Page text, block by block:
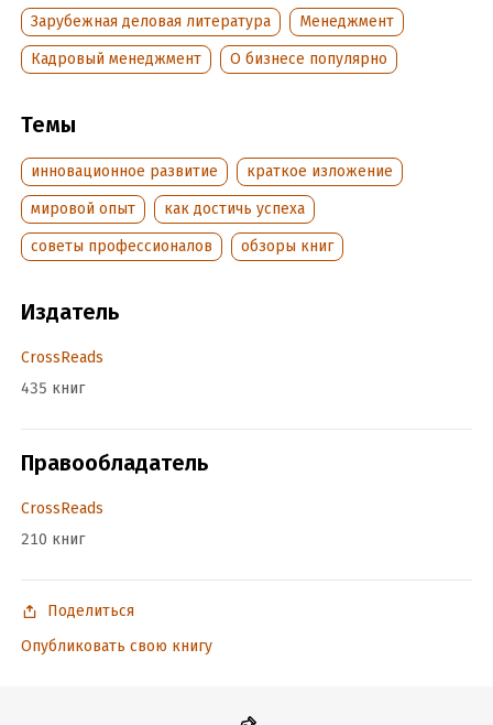
Дата написания:1 января 2023
Год издания:2023
Дата поступления:4 апреля 2023
Зарубежная деловая литература
Менеджмент
Кадровый менеджмент
О бизнесе популярно
Темы
инновационное развитие
краткое изложение
мировой опыт
как достичь успеха
советы профессионалов
обзоры книг
Издатель
CrossReads
435 книг
Правообладатель
CrossReads
210 книг
Поделиться
Опубликовать свою книгу